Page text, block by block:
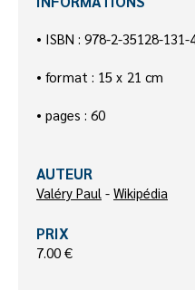
• ISBN : 978-2-35128-131-
• format : 15 x 21 cm
• pages : 60
AUTEUR
Valéry Paul - Wikipédia
PRIX
7.00 €